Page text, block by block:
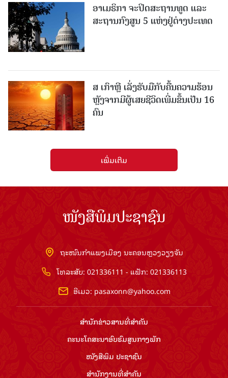
ອາເມຣິກາ ຈະປິດສະຖານທູດ ແ​ລະ
ສະຖານກົງສູນ 5 ແຫ່ງ​ຢູ່​ຕ່າງ​ປະ​ເທດ
ສ ເກົາຫຼີ ເລັ່ງຮັບມືກັບຄື້ນຄວາມຮ້ອນ
ຫຼັງຈາກມີຜູ້ເສຍຊີວິດເພີ່ມຂຶ້ນເປັນ 16
ຄົນ
ເພີ່ມເຕີມ
ໜັງສືພິມປະຊາຊົນ
ຖະໜົນກຳແພງເມືອງ ນະຄອນຫຼວງວຽງຈັນ
ໂທລະສັບ: 021336111 - ແຟັກ: 021336113
ອີເມວ: pasaxonn@yahoo.com
ສຳ​ນັກ​ຂ່າວ​ສານ​ທີ່​ສຳ​ຄັນ​
ຄະນະໂຄສະນາອົບຮົມ​ສູນ​ກາງ​ພັກ
ໜັງສືພິມ ປະ​ຊາ​ຊົນ
ສຳ​ນັກ​ງານ​ທີ່​ສຳ​ຄັນ